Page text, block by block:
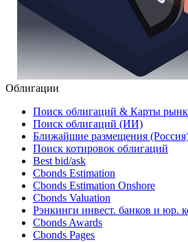
Облигации
Поиск облигаций & Карты рынка
Поиск облигаций (ИИ)
Ближайшие размещения (Россия)
Поиск котировок облигаций
Best bid/ask
Cbonds Estimation
Cbonds Estimation Onshore